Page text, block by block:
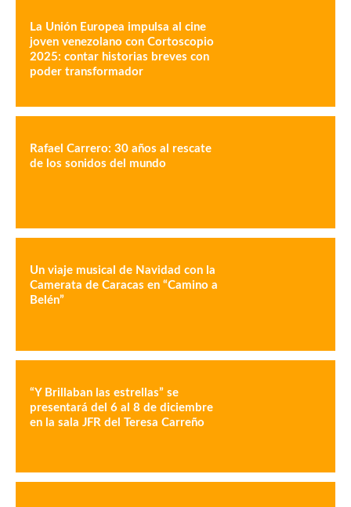
La Unión Europea impulsa al cine
joven venezolano con Cortoscopio
2025: contar historias breves con
poder transformador
Rafael Carrero: 30 años al rescate
de los sonidos del mundo
Un viaje musical de Navidad con la
Camerata de Caracas en “Camino a
Belén”
“Y Brillaban las estrellas” se
presentará del 6 al 8 de diciembre
en la sala JFR del Teresa Carreño